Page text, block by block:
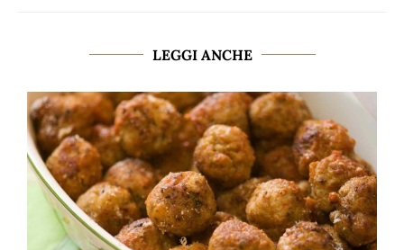
LEGGI ANCHE